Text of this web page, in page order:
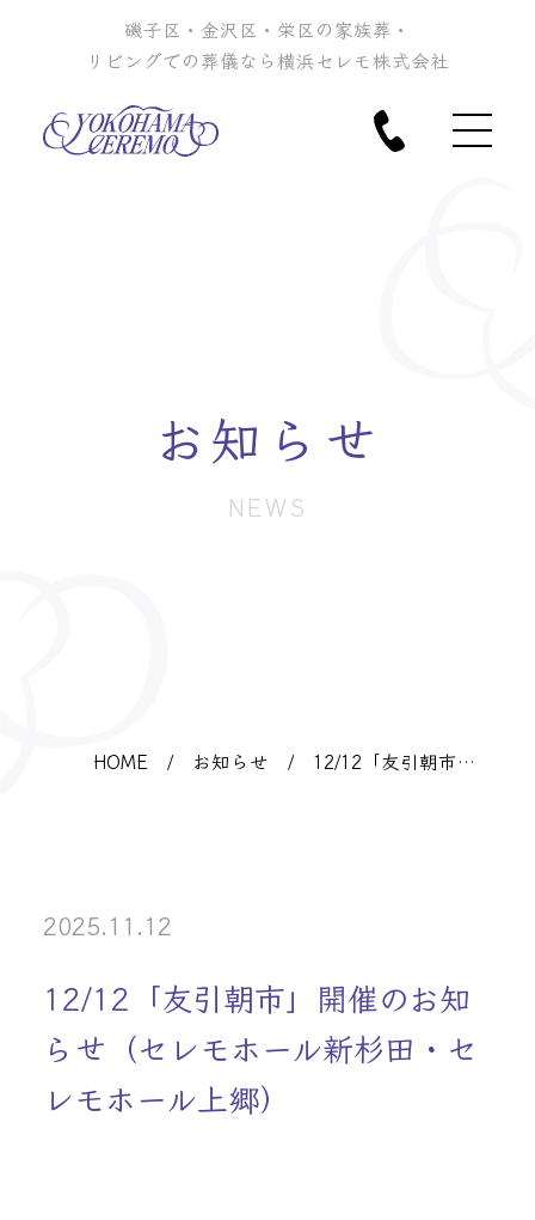
磯子区・金沢区・栄区の家族葬・
リビングでの葬儀なら横浜セレモ株式会社
お知らせ
NEWS
HOME / お知らせ / 12/12「友引朝市」
開催のお知らせ（セ
2025.11.12
12/12「友引朝市」開催のお知
らせ（セレモホール新杉田・セ
レモホール上郷）